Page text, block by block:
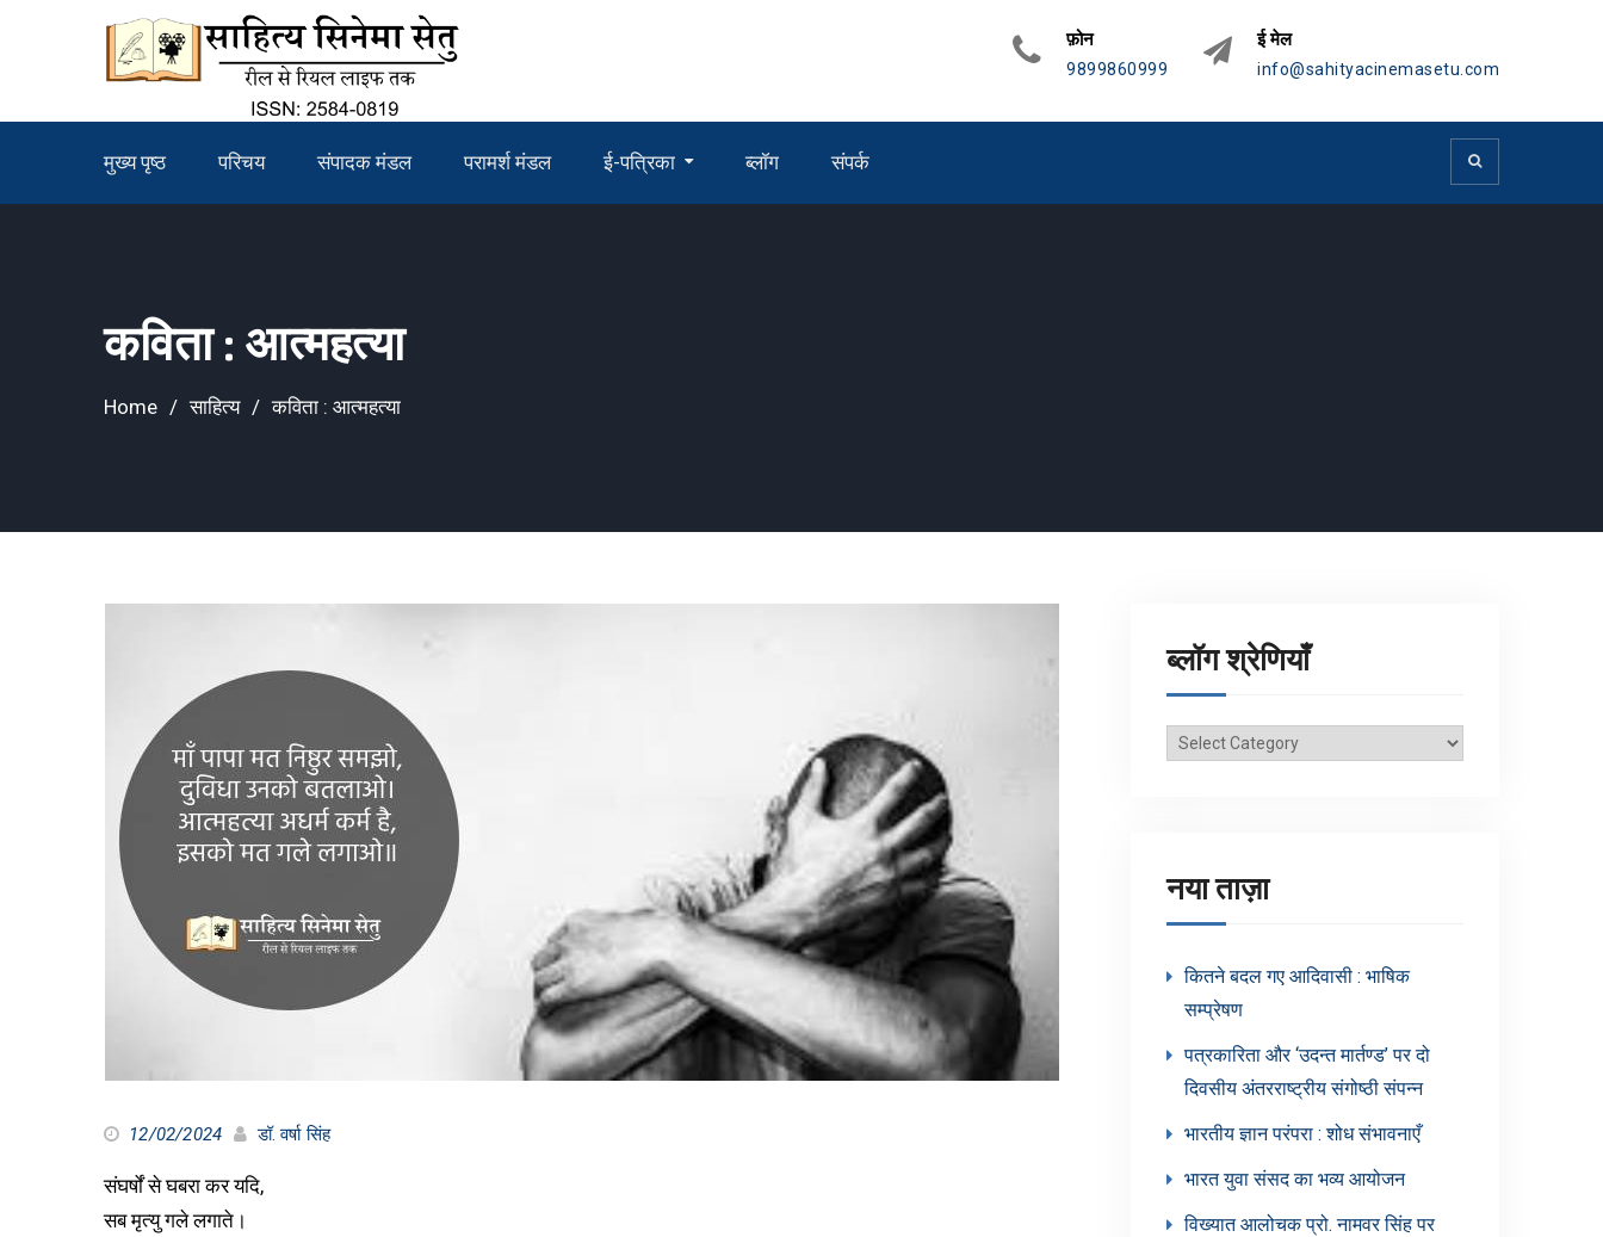
फ़ोन
9899860999
ई मेल
info@sahityacinemasetu.com
मुख्य पृष्ठ परिचय संपादक मंडल परामर्श मंडल ई-पत्रिका ब्लॉग संपर्क
कविता : आत्महत्या
Home साहित्य कविता : आत्महत्या
12/02/2024 डॉ. वर्षा सिंह
संघर्षों से घबरा कर यदि,
सब मृत्यु गले लगाते।
ब्लॉग श्रेणियाँ
ब्लॉग
नया ताज़ा
कितने बदल गए आदिवासी : भाषिक
सम्प्रेषण
पत्रकारिता और ‘उदन्त मार्तण्ड’ पर दो
दिवसीय अंतरराष्ट्रीय संगोष्ठी संपन्न
भारतीय ज्ञान परंपरा : शोध संभावनाएँ
भारत युवा संसद का भव्य आयोजन
विख्यात आलोचक प्रो. नामवर सिंह पर